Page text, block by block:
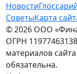
Новости
СоветыКарта
© 2026 ООО
ОГРН
материалов
обязательна.